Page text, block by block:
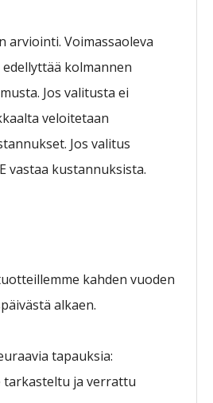
arviointi. Voimassaoleva
kolmannen
Jos valitusta ei
veloitetaan
Jos valitus
vastaa kustannuksista.
kahden vuoden
alkaen.
tapauksia:
tarkasteltu ja verrattu